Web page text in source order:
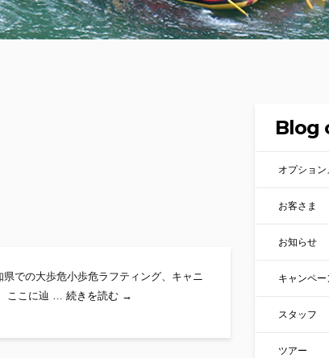
Blog
オプショ
お客さま
お知らせ
キャンペー
スタッフ
ツアー
での大歩危小歩危ラフティング、キャニ
ここに辿 … 続きを読む ライブも人気！ハッピーラフト！
→